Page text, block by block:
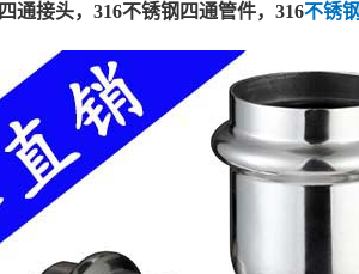
四通接头，316不锈钢四通管件，316不锈